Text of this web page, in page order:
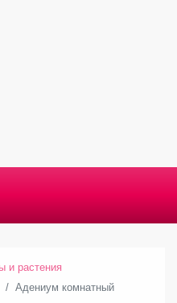
и растения
Адениум комнатный